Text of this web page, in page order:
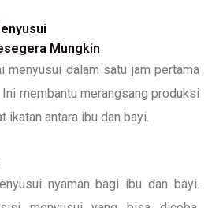
Mungkin
menyusui dalam satu jam pertama
membantu merangsang produksi
ikatan antara ibu dan bayi.
nyaman bagi ibu dan bayi.